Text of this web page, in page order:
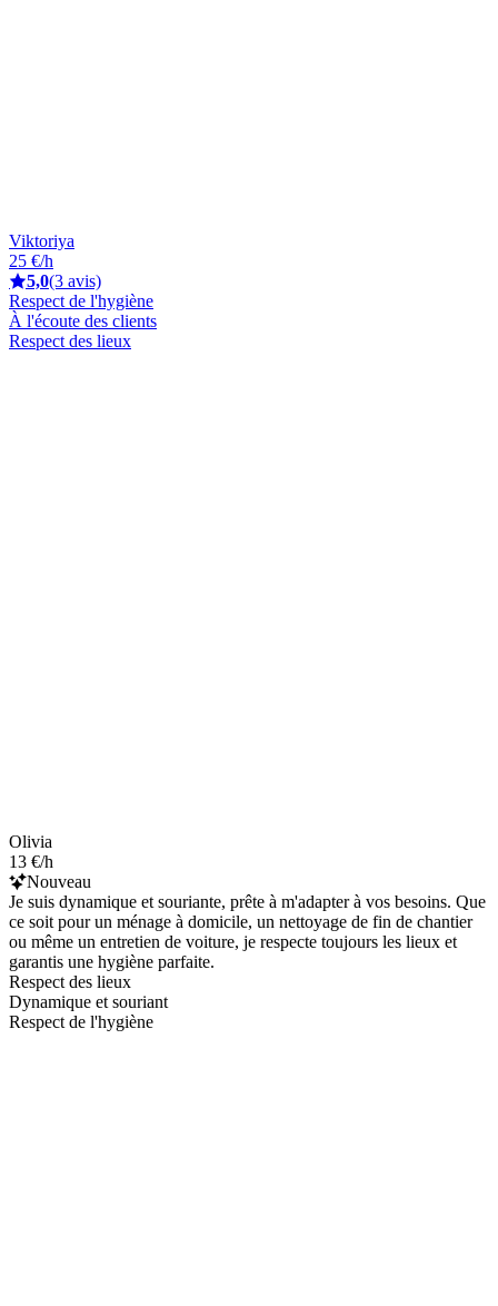
Viktoriya
25 €/h
5,0(3 avis)
Respect de l'hygiène
À l'écoute des clients
Respect des lieux
Olivia
13 €/h
Nouveau
Je suis dynamique et souriante, prête à m'adapter à vos besoins. Que
ce soit pour un ménage à domicile, un nettoyage de fin de chantier
ou même un entretien de voiture, je respecte toujours les lieux et
garantis une hygiène parfaite.
Respect des lieux
Dynamique et souriant
Respect de l'hygiène